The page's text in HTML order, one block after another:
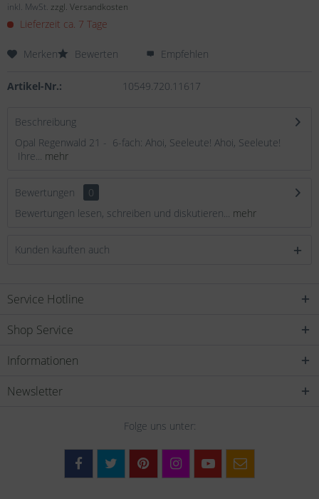
inkl. MwSt. zzgl. Versandkosten
Lieferzeit ca. 7 Tage
Merken Bewerten Empfehlen
Artikel-Nr.: 10549.720.11617
Beschreibung
Opal Regenwald 21 - 6-fach: Ahoi, Seeleute! Ahoi, Seeleute!
Ihre... mehr
Bewertungen
0
Bewertungen lesen, schreiben und diskutieren... mehr
Kunden kauften auch
Service Hotline
Shop Service
Informationen
Newsletter
Folge uns unter: